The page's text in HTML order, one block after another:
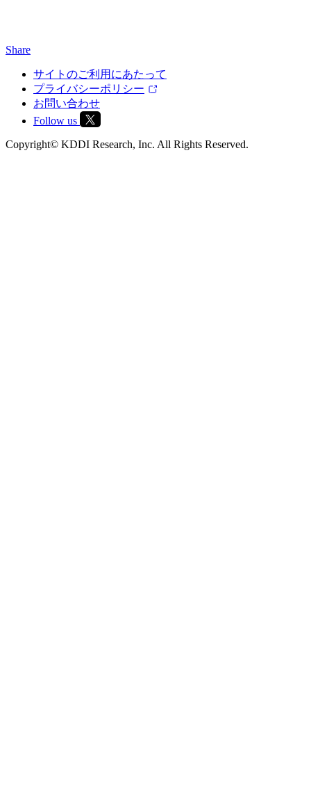
Share
サイトのご利用にあたって
プライバシーポリシー
お問い合わせ
Follow us
Copyright© KDDI Research, Inc. All Rights Reserved.